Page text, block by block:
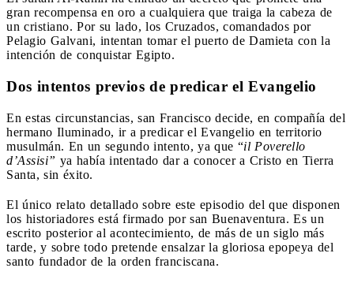
gran recompensa en oro a cualquiera que traiga la cabeza de
un cristiano. Por su lado, los Cruzados, comandados por
Pelagio Galvani, intentan tomar el puerto de Damieta con la
intención de conquistar Egipto.
Dos intentos previos de predicar el Evangelio
En estas circunstancias, san Francisco decide, en compañía del
hermano Iluminado, ir a predicar el Evangelio en territorio
musulmán. En un segundo intento, ya que “il Poverello
d’Assisi” ya había intentado dar a conocer a Cristo en Tierra
Santa, sin éxito.
El único relato detallado sobre este episodio del que disponen
los historiadores está firmado por san Buenaventura. Es un
escrito posterior al acontecimiento, de más de un siglo más
tarde, y sobre todo pretende ensalzar la gloriosa epopeya del
santo fundador de la orden franciscana.